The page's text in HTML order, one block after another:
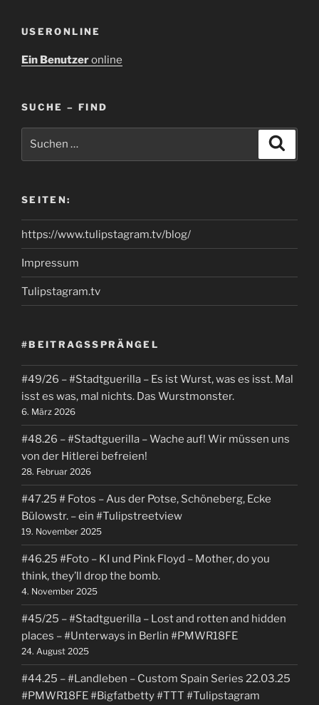
USERONLINE
Ein Benutzeronline
SUCHE – FIND
SEITEN:
https://www.tulipstagram.tv/blog/
Impressum
Tulipstagram.tv
#BEITRAGSSPRÄNGEL
#49/26 – #Stadtguerilla – Es ist Wurst, was es isst. Mal
isst es was, mal nichts. Das Wurstmonster.
6. März 2026
#48.26 – #Stadtguerilla – Wache auf! Wir müssen uns
von der Hitlerei befreien!
28. Februar 2026
#47.25 # Fotos – Aus der Potse, Schöneberg, Ecke
Bülowstr. – ein #Tulipstreetview
19. November 2025
#46.25 #Foto – KI und Pink Floyd – Mother, do you
think, they’ll drop the bomb.
4. November 2025
#45/25 – #Stadtguerilla – Lost and rotten and hidden
places – #Unterways in Berlin #PMWR18FE
24. August 2025
#44.25 – #Landleben – Custom Spain Series 22.03.25
#PMWR18FE #Bigfatbetty #TTT #Tulipstagram